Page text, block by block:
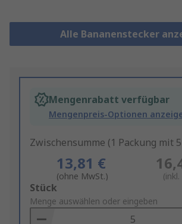
Alle Bananenstecker
Mengenrabatt verfügbar
Mengenpreis-Optionen
Zwischensumme (1 Packung mit
13,81 €
(ohne MwSt.)
Add
to
Basket
Stück
Menge auswählen oder eingeben